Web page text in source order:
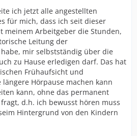
ich jetzt alle angestellten
für mich, dass ich seit dieser
meinem Arbeitgeber die Stunden,
Leitung der
mir selbstständig über die
zu Hause erledigen darf. Das hat
Frühaufsicht und
Hörpause machen kann
kann, ohne das permanent
d.h. ich bewusst hören muss
Hintergrund von den Kindern